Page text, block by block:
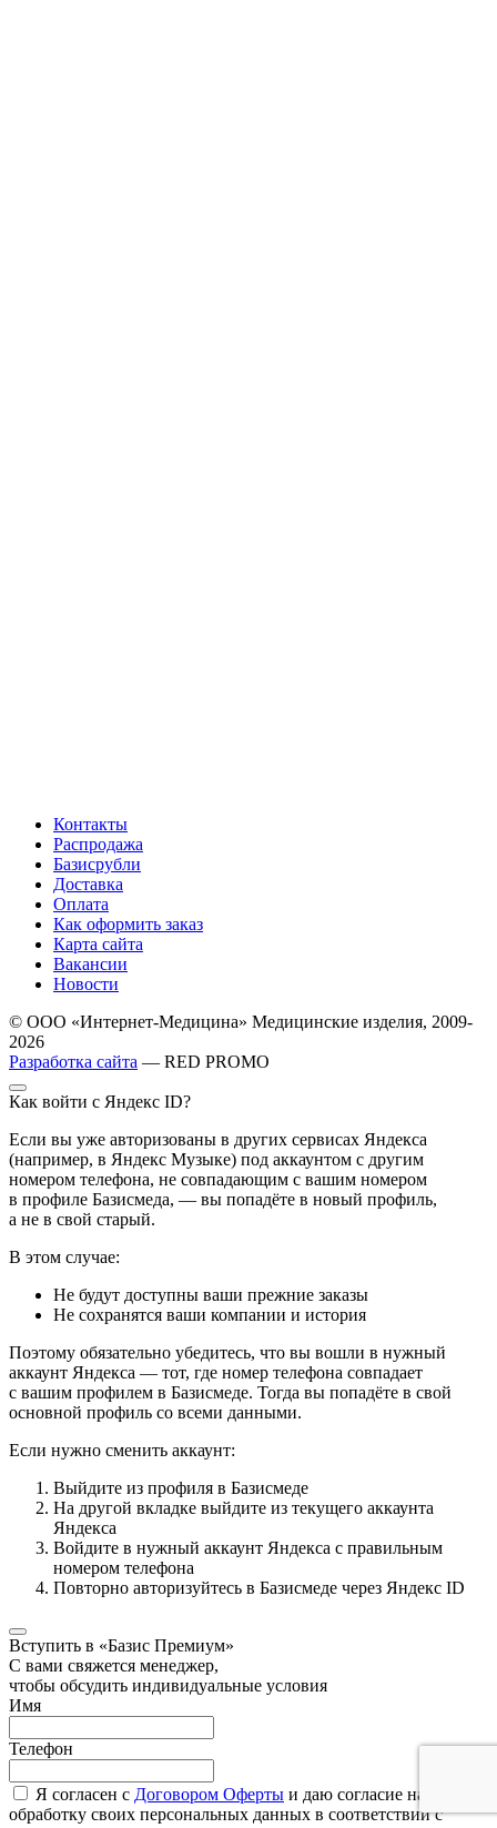
Контакты
Распродажа
Базисрубли
Доставка
Оплата
Как оформить заказ
Карта сайта
Вакансии
Новости
© ООО «Интернет-Медицина» Медицинские изделия, 2009-
2026
Разработка сайта — RED PROMO
Как войти с Яндекс ID?
Если вы уже авторизованы в других сервисах Яндекса
(например, в Яндекс Музыке) под аккаунтом с другим
номером телефона, не совпадающим с вашим номером
в профиле Базисмеда, — вы попадёте в новый профиль,
а не в свой старый.
В этом случае:
Не будут доступны ваши прежние заказы
Не сохранятся ваши компании и история
Поэтому обязательно убедитесь, что вы вошли в нужный
аккаунт Яндекса — тот, где номер телефона совпадает
с вашим профилем в Базисмеде. Тогда вы попадёте в свой
основной профиль со всеми данными.
Если нужно сменить аккаунт:
Выйдите из профиля в Базисмеде
На другой вкладке выйдите из текущего аккаунта
Яндекса
Войдите в нужный аккаунт Яндекса с правильным
номером телефона
Повторно авторизуйтесь в Базисмеде через Яндекс ID
Вступить в «Базис Премиум»
С вами свяжется менеджер,
чтобы обсудить индивидуальные условия
Имя
Телефон
Я согласен с Договором Оферты и даю согласие на
обработку своих персональных данных в соответствии с